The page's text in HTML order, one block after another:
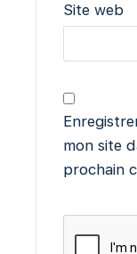
Site web
mon site
prochain